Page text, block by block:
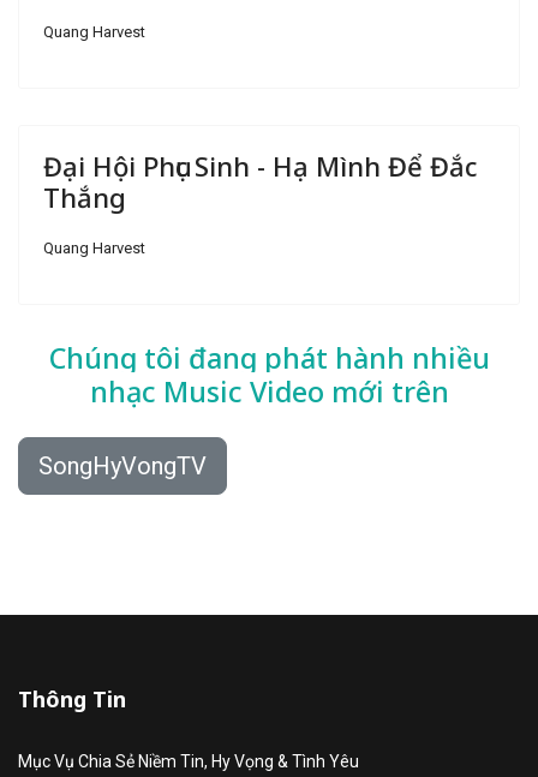
Quang Harvest
Đại Hội Phục Sinh - Hạ Mình Để Đắc
Thắng
Quang Harvest
Chúng tôi đang phát hành nhiều
nhạc Music Video mới trên
SongHyVongTV
Thông Tin
Mục Vụ Chia Sẻ Niềm Tin, Hy Vọng & Tình Yêu